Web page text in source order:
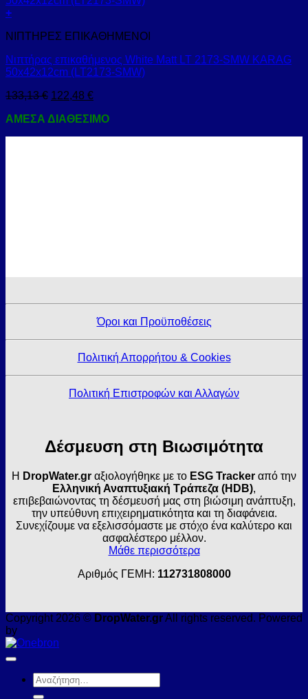
+
ΝΙΠΤΗΡΕΣ ΕΠΙΚΑΘΗΜΕΝΟΙ
Νιπτήρας επικαθήμενος White Matt LT 2173-SMW KARAG
50x42x12cm (LT2173-SMW)
133,13€ 122,48 €
ΑΜΕΣΑ ΔΙΑΘΕΣΙΜΟ
Όροι και Προϋποθέσεις
Πολιτική Απορρήτου & Cookies
Πολιτική Επιστροφών και Αλλαγών
Δέσμευση στη Βιωσιμότητα
Η DropWater.gr αξιολογήθηκε με το ESG Tracker από την
Ελληνική Αναπτυξιακή Τράπεζα (HDB),
επιβεβαιώνοντας τη δέσμευσή μας στη βιώσιμη ανάπτυξη,
την υπεύθυνη επιχειρηματικότητα και τη διαφάνεια.
Συνεχίζουμε να εξελισσόμαστε με στόχο ένα καλύτερο και
ασφαλέστερο μέλλον.
Μάθε περισσότερα
Αριθμός ΓΕΜΗ: 112731808000
Copyright 2026 © DropWater.grAll rights reserved. Powered
by
Αναζήτηση
για: